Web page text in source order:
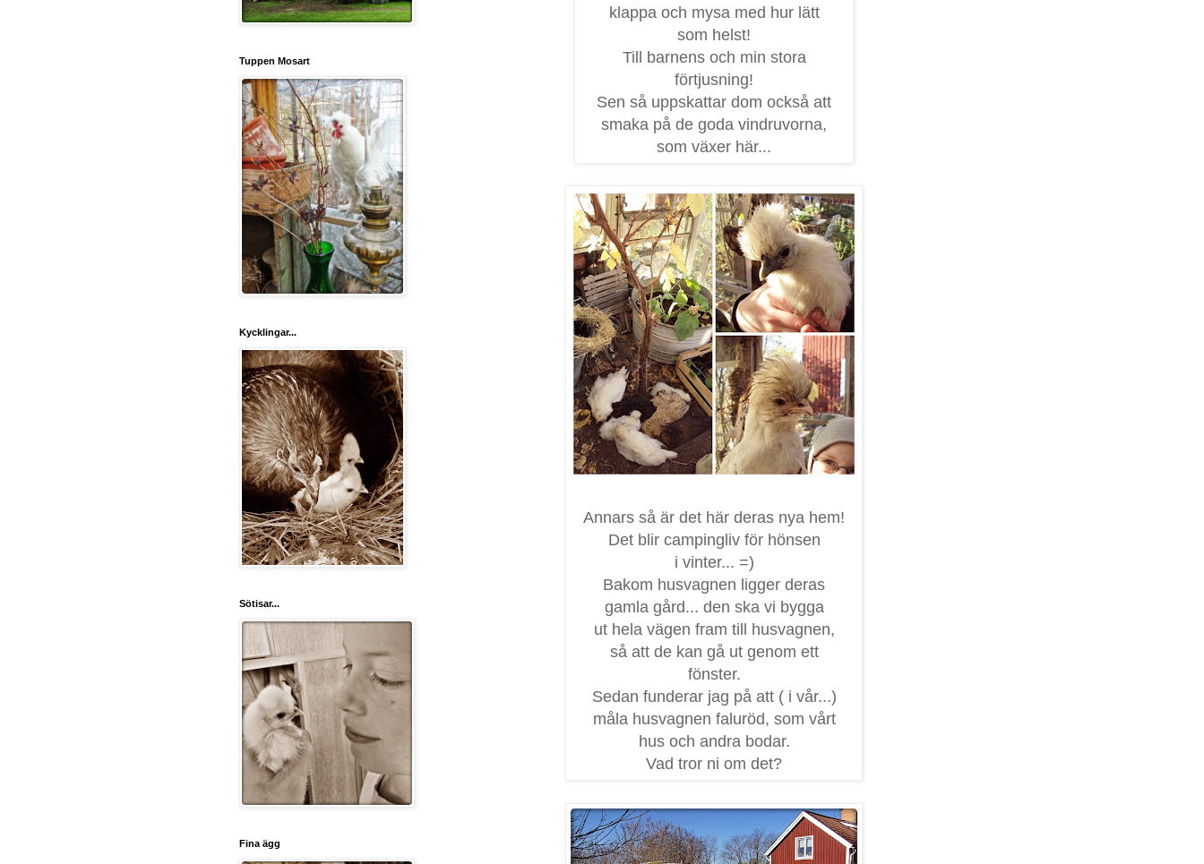
klappa och mysa med hur lätt
som helst!
Till barnens och min stora
förtjusning!
Sen så uppskattar dom också att
smaka på de goda vindruvorna,
som växer här...
Annars så är det här deras nya hem!
Det blir campingliv för hönsen
i vinter... =)
Bakom husvagnen ligger deras
gamla gård... den ska vi bygga
ut hela vägen fram till husvagnen,
så att de kan gå ut genom ett
fönster.
Sedan funderar jag på att ( i vår...)
måla husvagnen faluröd, som vårt
hus och andra bodar.
Vad tror ni om det?
Tuppen Mosart
Kycklingar...
Sötisar...
Fina ägg